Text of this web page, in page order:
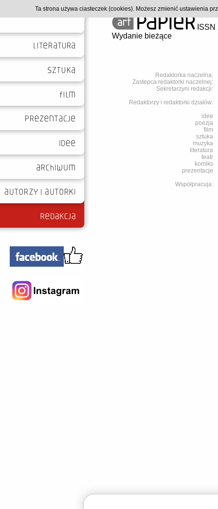
Wydanie bieżące
Redaktorka naczelna:
Zastepca redaktorki naczelnej:
Sekretarzyni redakcji:
Redaktorzy i redaktorki działów:
idee
poezja
film
sztuka
muzyka
literatura
teatr
komiks
prezentacje
Współpracuja:
Ta strona używa ciasteczek (cookies). Możesz zmienić ustawienia